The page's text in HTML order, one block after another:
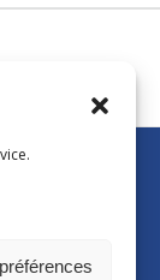
Centre Est